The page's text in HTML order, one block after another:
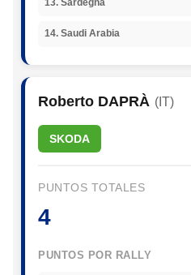
13. Sardegna
14. Saudi Arabia
Roberto DAPRÀ (IT)
SKODA
PUNTOS TOTALES
4
PUNTOS POR RALLY